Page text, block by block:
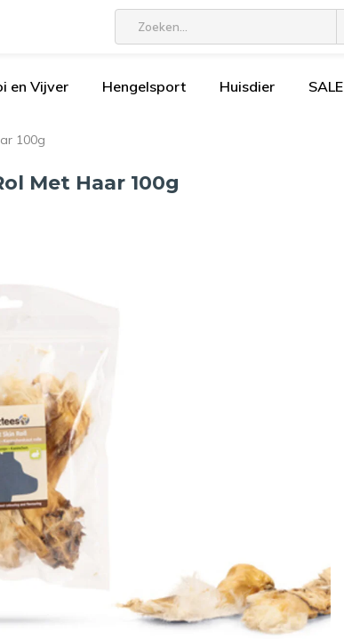
en Vijver Hengelsport Huisdier SALE
100g
Met Haar 100g